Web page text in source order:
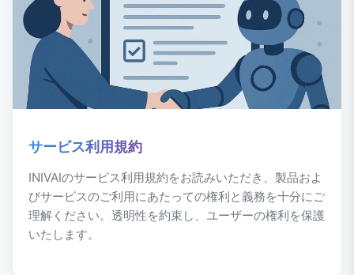
サービス利用規約
INIVAIのサービス利用規約をお読みいただき、製品およ
びサービスのご利用にあたっての権利と義務を十分にご
理解ください。透明性を約束し、ユーザーの権利を保護
いたします。